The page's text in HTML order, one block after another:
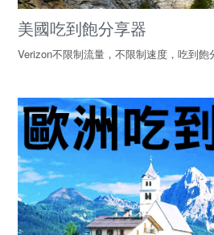
美國吃到飽分享器
Verizon不限制流量，不限制速度，吃到飽